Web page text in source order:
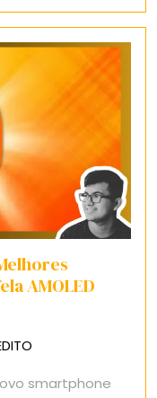
AMOLED
smartphone